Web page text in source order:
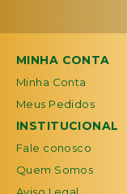
MINHA CONTA
Minha Conta
Meus Pedidos
INSTITUCIONAL
Fale conosco
Quem Somos